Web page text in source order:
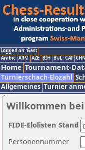
Logged on: Gast
Arabic ARM AZE BIH BUL CAT CHN
Home Tournament-
Turnierschach-Elozahl
Allgemeines Turnier
Willkommen
Personennummer
FIDE-Elolisten Stand